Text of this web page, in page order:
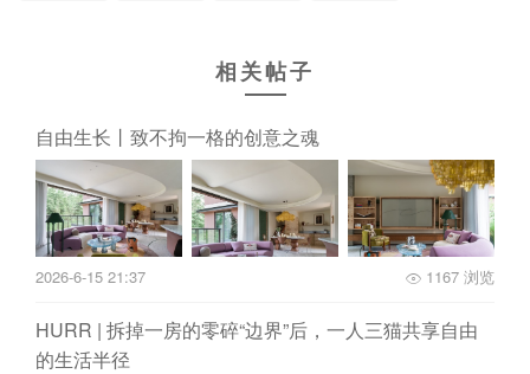
相关帖子
自由生长丨致不拘一格的创意之魂
2026-6-15 21:37 1167 浏览
HURR | 拆掉一房的零碎“边界”后，一人三猫共享自由
的生活半径